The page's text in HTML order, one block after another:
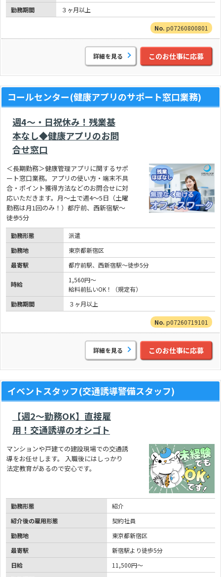
勤務期間
３ヶ月以上
p07260800801
詳細を見る このお仕事に応募
コールセンター(健康アプリのサポート窓口業務)
週4～・日祝休み！残業基
本なし◆健康アプリのお問
合せ窓口
＜長期勤務＞健康管理アプリに関するサポ
ート窓口業務。アプリの使い方・端末不具
合・ポイント獲得方法などのお問合せに対
応いただきます。月～土で週4～5日（土曜
勤務は月1回のみ！）都庁前、西新宿駅～
徒歩5分
勤務形態
派遣
勤務地
東京都新宿区
最寄駅
都庁前駅、西新宿駅～徒歩5分
時給
1,560円～
給料前払いOK！（規定有）
勤務期間
３ヶ月以上
p07260719101
詳細を見る このお仕事に応募
イベントスタッフ(交通誘導警備スタッフ)
【週2～勤務OK】直接雇
用！交通誘導のオシゴト
マンションや戸建ての建設現場での交通誘
導をお任せします。 入職後にはしっかり
法定教育があるので安心です。
勤務形態
紹介
紹介後の雇用形態
契約社員
勤務地
東京都新宿区
最寄駅
新宿駅より徒歩5分
日給
11,500円～